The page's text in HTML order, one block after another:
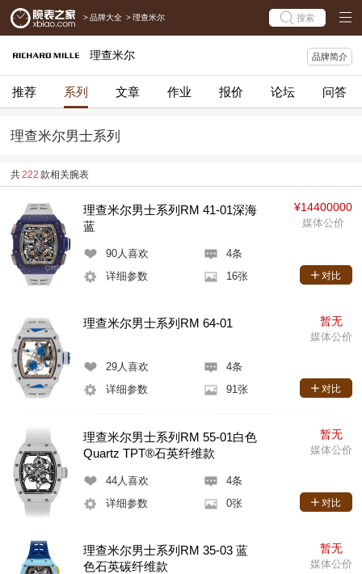
> 品牌大全 > 理查米尔 搜索
理查米尔 品牌简介
推荐 系列 文章 作业 报价 论坛 问答
理查米尔男士系列
共222 款相关腕表
理查米尔男士系列RM 41-01深海
蓝
90人喜欢
4条
详细参数
16张
¥14400000
媒体公价
对比
理查米尔男士系列RM 64-01
29人喜欢
4条
详细参数
91张
暂无
媒体公价
对比
理查米尔男士系列RM 55-01白色
Quartz TPT®石英纤维款
44人喜欢
4条
详细参数
0张
暂无
媒体公价
对比
理查米尔男士系列RM 35-03 蓝
色石英碳纤维款
暂无
媒体公价